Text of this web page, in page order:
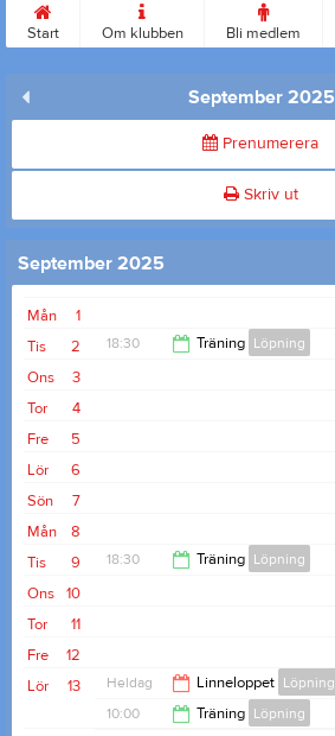
Start Om klubben Bli medlem
September 2025
Prenumerera
Skriv ut
September 2025
1
Mån
2
Tis 18:30 Träning Löpning
3
Ons
4
Tor
5
Fre
6
Lör
7
Sön
8
Mån
9
Tis 18:30 Träning Löpning
10
Ons
11
Tor
12
Fre
13
Lör Heldag Linneloppet Löpning
10:00
Träning Löpning